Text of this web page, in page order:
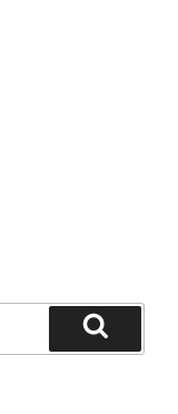
Søg